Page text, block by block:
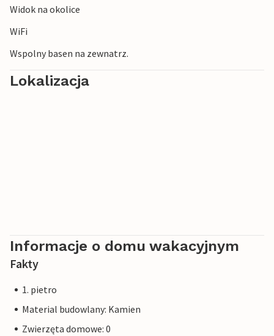
okolicę dobrze oznakowanymi szlakami pieszymi i
rowerowymi.
Widok na okolice
WiFi
Wspolny basen na zewnatrz.
Lokalizacja
Informacje o domu wakacyjnym
Fakty
1. pietro
Material budowlany: Kamien
Zwierzęta domowe: 0